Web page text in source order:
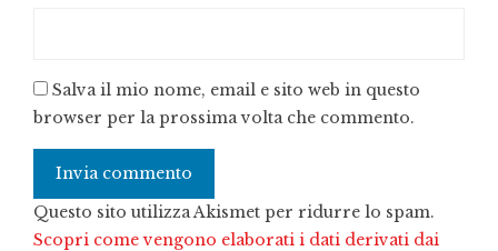
Salva il mio nome, email e sito web in questo
browser per la prossima volta che commento.
Questo sito utilizza Akismet per ridurre lo spam.
Scopri come vengono elaborati i dati derivati dai